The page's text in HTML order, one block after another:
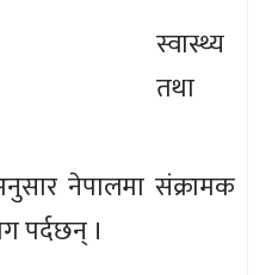
स्वास्थ्य
तथा
नेपालमा संक्रामक
पर्दछन् ।